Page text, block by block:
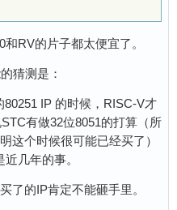
RV的片子都太便宜了。
猜测是：
IP 的时候，RISC-V才
有做32位8051的打算（所
这个时候很可能已经买了）
几年的事。
了的IP肯定不能砸手里。